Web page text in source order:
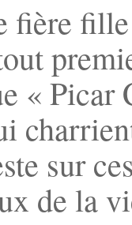
fière
«
sur
de la